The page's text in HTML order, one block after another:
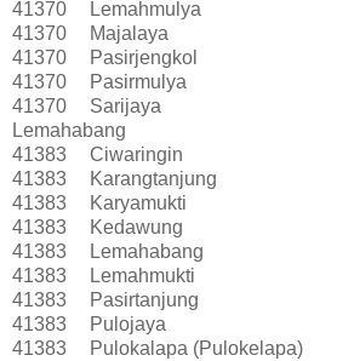
41370
Lemahmulya
41370
Majalaya
41370
Pasirjengkol
41370
Pasirmulya
41370
Sarijaya
Lemahabang
41383
Ciwaringin
41383
Karangtanjung
41383
Karyamukti
41383
Kedawung
41383
Lemahabang
41383
Lemahmukti
41383
Pasirtanjung
41383
Pulojaya
41383
Pulokalapa (Pulokelapa)